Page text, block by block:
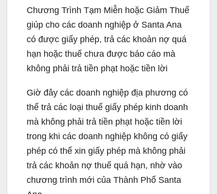
Chương Trình Tạm Miễn hoặc Giảm Thuế
giúp cho các doanh nghiệp ở Santa Ana
có được giấy phép, trả các khoản nợ quá
hạn hoặc thuế chưa được báo cáo mà
không phải trả tiền phạt hoặc tiền lời
Giờ đây các doanh nghiệp địa phương có
thể trả các loại thuế giấy phép kinh doanh
mà không phải trả tiền phạt hoặc tiền lời
trong khi các doanh nghiệp không có giấy
phép có thể xin giấy phép mà không phải
trả các khoản nợ thuế quá hạn, nhờ vào
chương trình mới của Thành Phố Santa